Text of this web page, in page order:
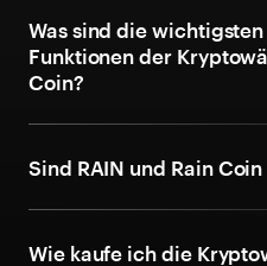
Was sind die
Funktionen der
Coin?
Sind RAIN und Rain
Wie kaufe ich die